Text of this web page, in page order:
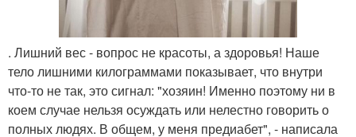
. Лишний вес - вопрос не красоты, а здоровья! Наше
тело лишними килограммами показывает, что внутри
что-то не так, это сигнал: "хозяин! Именно поэтому ни в
коем случае нельзя осуждать или нелестно говорить о
полных людях. В общем, у меня предиабет", - написала